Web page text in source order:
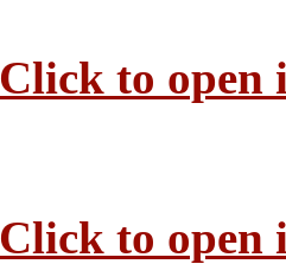
Click to open
Click to open